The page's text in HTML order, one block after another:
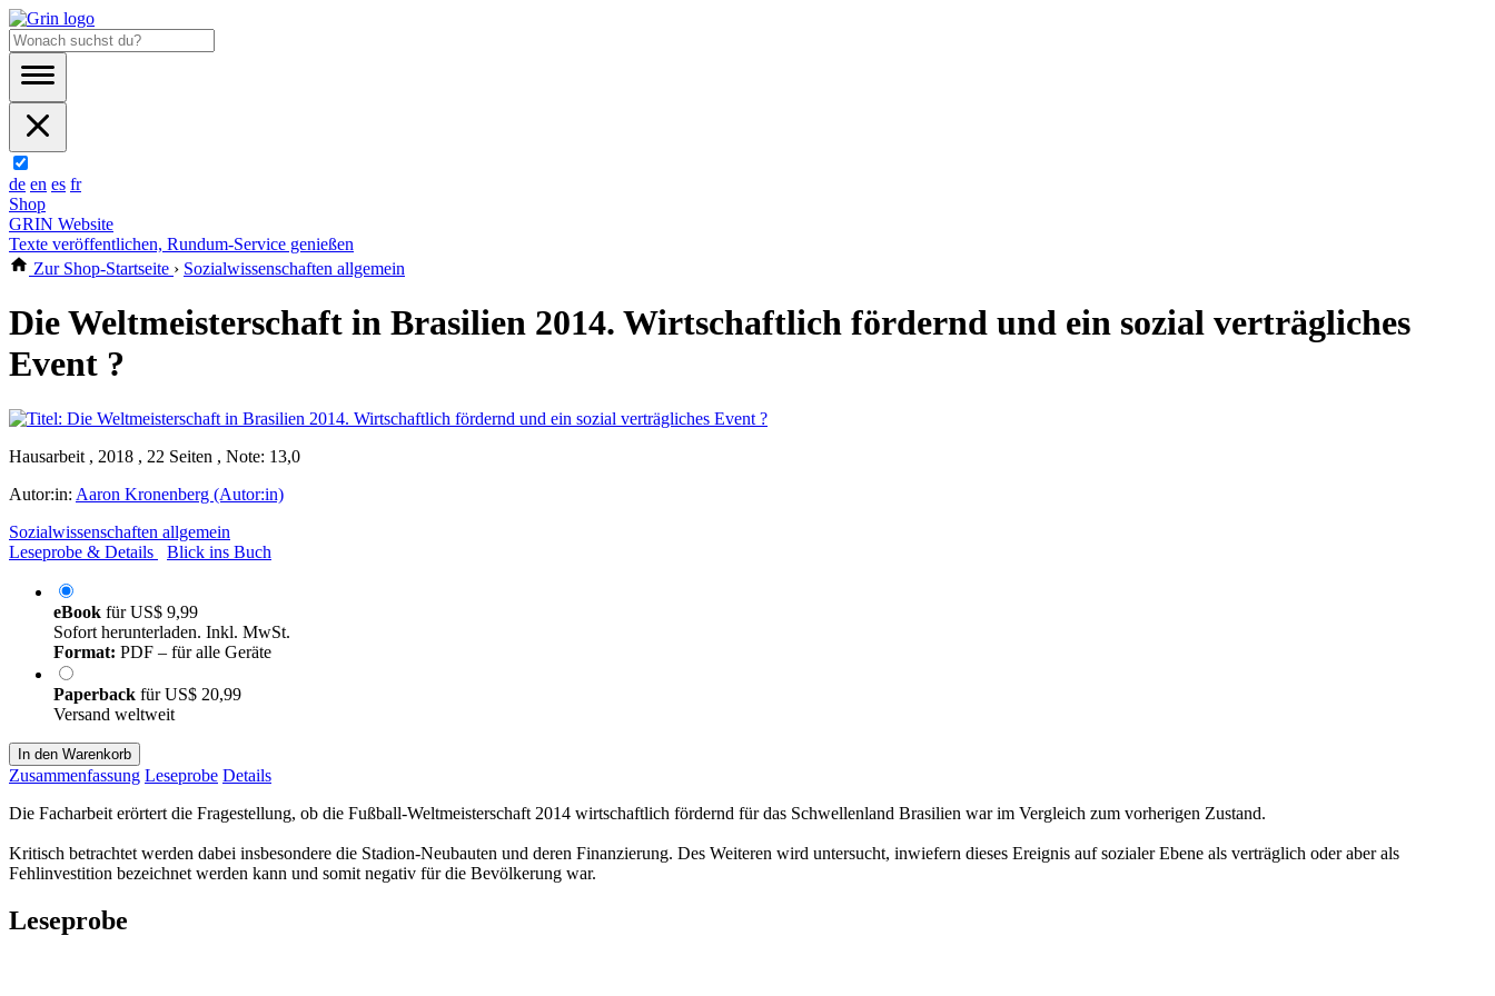
de en es fr
Shop
GRIN Website
Texte veröffentlichen, Rundum-Service genießen
Zur Shop-Startseite › Sozialwissenschaften allgemein
Die Weltmeisterschaft in Brasilien 2014. Wirtschaftlich fördernd und ein sozial verträgliches
Event ?
Hausarbeit , 2018 , 22 Seiten , Note: 13,0
Autor:in: Aaron Kronenberg (Autor:in)
Sozialwissenschaften allgemein
Leseprobe & Details
Blick ins Buch
eBook fürUS$ 9,99
Sofort herunterladen. Inkl. MwSt.
Format: PDF – für alle Geräte
Paperback fürUS$ 20,99
Versand weltweit
In den Warenkorb
Zusammenfassung Leseprobe Details
Die Facharbeit erörtert die Fragestellung, ob die Fußball-Weltmeisterschaft 2014 wirtschaftlich fördernd für das Schwellenland Brasilien war im Vergleich zum vorherigen Zustand.
Kritisch betrachtet werden dabei insbesondere die Stadion-Neubauten und deren Finanzierung. Des Weiteren wird untersucht, inwiefern dieses Ereignis auf sozialer Ebene als verträglich oder aber als
Fehlinvestition bezeichnet werden kann und somit negativ für die Bevölkerung war.
Leseprobe